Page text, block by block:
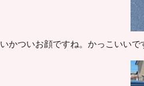
いかついお顔ですね。かっこいいで